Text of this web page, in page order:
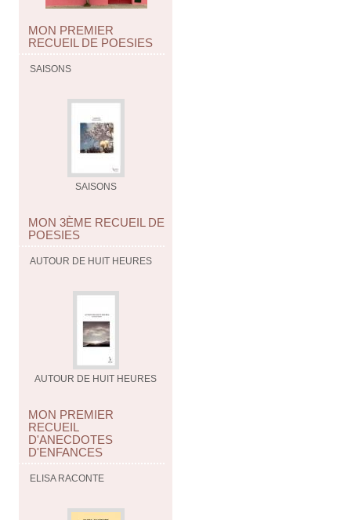
MON PREMIER
RECUEIL DE POESIES
SAISONS
SAISONS
MON 3ÈME RECUEIL DE
POESIES
AUTOUR DE HUIT HEURES
AUTOUR DE HUIT HEURES
MON PREMIER
RECUEIL
D'ANECDOTES
D'ENFANCES
ELISA RACONTE